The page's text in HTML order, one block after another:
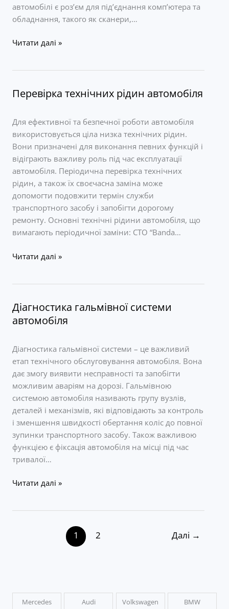
автомобілі є роз’єм для під’єднання комп’ютера та
обладнання, такого як сканери,…
Комп’ютерна
Читати далі »
Перевірка технічних рідин автомобіля
Для ефективної та безпечної роботи автомобіля
використовується ціла низка технічних рідин.
Вони призначені для виконання певних функцій і
відіграють важливу роль під час експлуатації
автомобіля. Періодична перевірка технічних
рідин, а також їх своєчасна заміна може
допомогти подовжити термін служби
транспортного засобу і запобігти дорогому
ремонту. Основні технічні рідини автомобіля, що
вимагають періодичної заміни: СТО “Banda…
Перевірка
Читати далі »
Діагностика гальмівної системи
автомобіля
Діагностика гальмівної системи – це важливий
етап технічного обслуговування автомобіля. Вона
дає змогу виявити несправності та запобігти
можливим аваріям на дорозі. Гальмівною
системою автомобіля називають групу вузлів,
деталей і механізмів, які відповідають за контроль
і зменшення швидкості обертання коліс до повної
зупинки транспортного засобу. Також важливою
функцією є фіксація автомобіля на місці під час
тривалої…
Діагностика
Читати далі »
1 2 Далі →
Mercedes Audi Volkswagen BMW